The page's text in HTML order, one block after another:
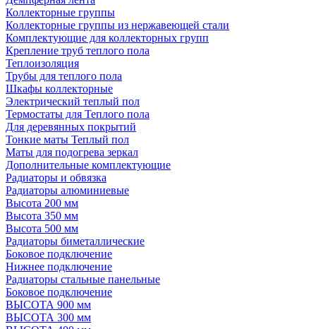
Коллекторные группы
Коллекторные группы из нержавеющей стали
Комплектующие для коллекторных групп
Крепление труб теплого пола
Теплоизоляция
Трубы для теплого пола
Шкафы коллекторные
Электрический теплый пол
Термостаты для Теплого пола
Для деревянных покрытий
Тонкие маты Теплый пол
Маты для подогрева зеркал
Дополнительные комплектующие
Радиаторы и обвязка
Радиаторы алюминиевые
Высота 200 мм
Высота 350 мм
Высота 500 мм
Радиаторы биметаллические
Боковое подключение
Нижнее подключение
Радиаторы стальные панельные
Боковое подключение
ВЫСОТА 900 мм
ВЫСОТА 300 мм